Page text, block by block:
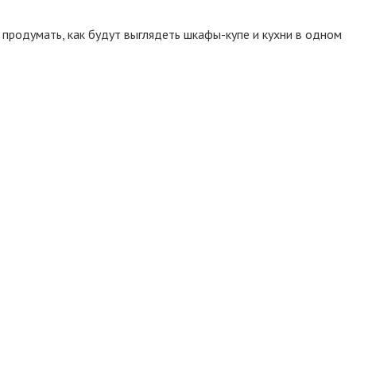
как будут выглядеть шкафы-купе и кухни в одном